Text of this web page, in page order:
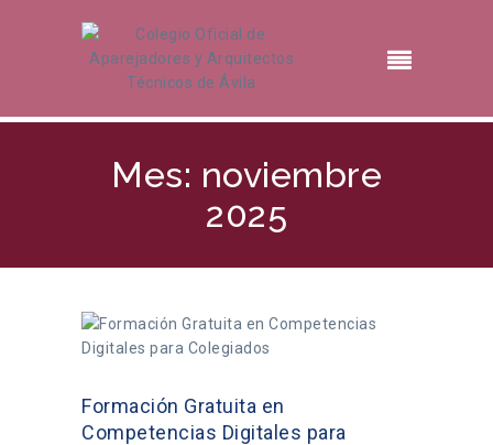
Mes: noviembre
2025
Formación Gratuita en
Competencias Digitales para